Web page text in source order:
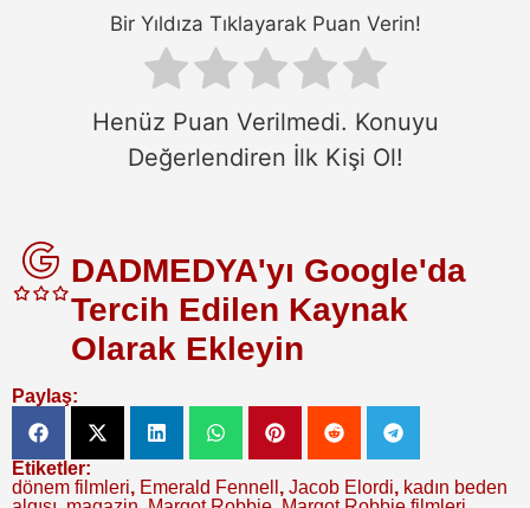
Bir Yıldıza Tıklayarak Puan Verin!
Henüz Puan Verilmedi. Konuyu
Değerlendiren İlk Kişi Ol!
DADMEDYA'yı Google'da
Tercih Edilen Kaynak
Olarak Ekleyin
Paylaş:
Etiketler:
dönem filmleri, Emerald Fennell , Jacob Elordi, kadın beden